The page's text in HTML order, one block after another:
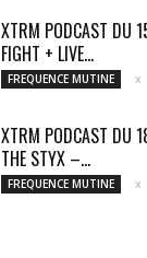
XTRM PODCAST DU
FIGHT + LIVE...
FREQUENCE MUTINE
XTRM PODCAST DU
THE STYX –...
FREQUENCE MUTINE